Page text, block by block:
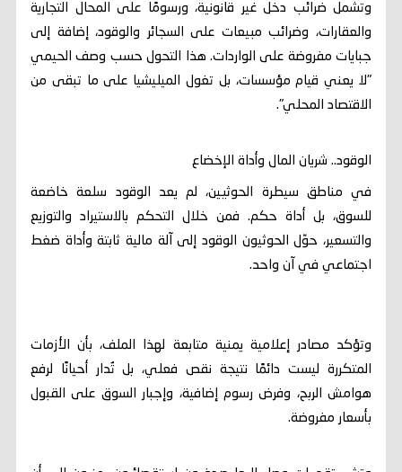
وتشمل ضرائب دخل غير قانونية، ورسومًا على المحال التجارية
والعقارات، وضرائب مبيعات على السجائر والوقود، إضافة إلى
جبايات مفروضة على الواردات. هذا التحول حسب وصف الحيمي
"لا يعني قيام مؤسسات، بل تغول الميليشيا على ما تبقى من
الاقتصاد المحلي".
الوقود.. شريان المال وأداة الإخضاع
في مناطق سيطرة الحوثيين، لم يعد الوقود سلعة خاضعة
للسوق، بل أداة حكم. فمن خلال التحكم بالاستيراد والتوزيع
والتسعير، حوّل الحوثيون الوقود إلى آلة مالية ثابتة وأداة ضغط
اجتماعي في آن واحد.
وتؤكد مصادر إعلامية يمنية متابعة لهذا الملف، بأن الأزمات
المتكررة ليست دائمًا نتيجة نقص فعلي، بل تُدار أحيانًا لرفع
هوامش الربح، وفرض رسوم إضافية، وإجبار السوق على القبول
بأسعار مفروضة.